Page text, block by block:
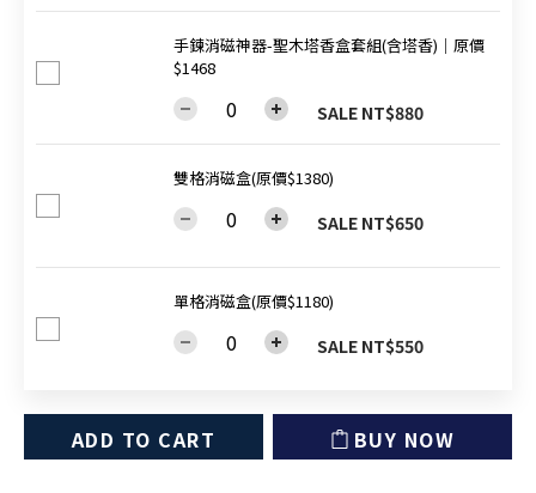
手鍊消磁神器-聖木塔香盒套組(含塔香)│原價
$1468
SALE NT$880
雙格消磁盒(原價$1380)
SALE NT$650
單格消磁盒(原價$1180)
SALE NT$550
ADD TO CART BUY NOW